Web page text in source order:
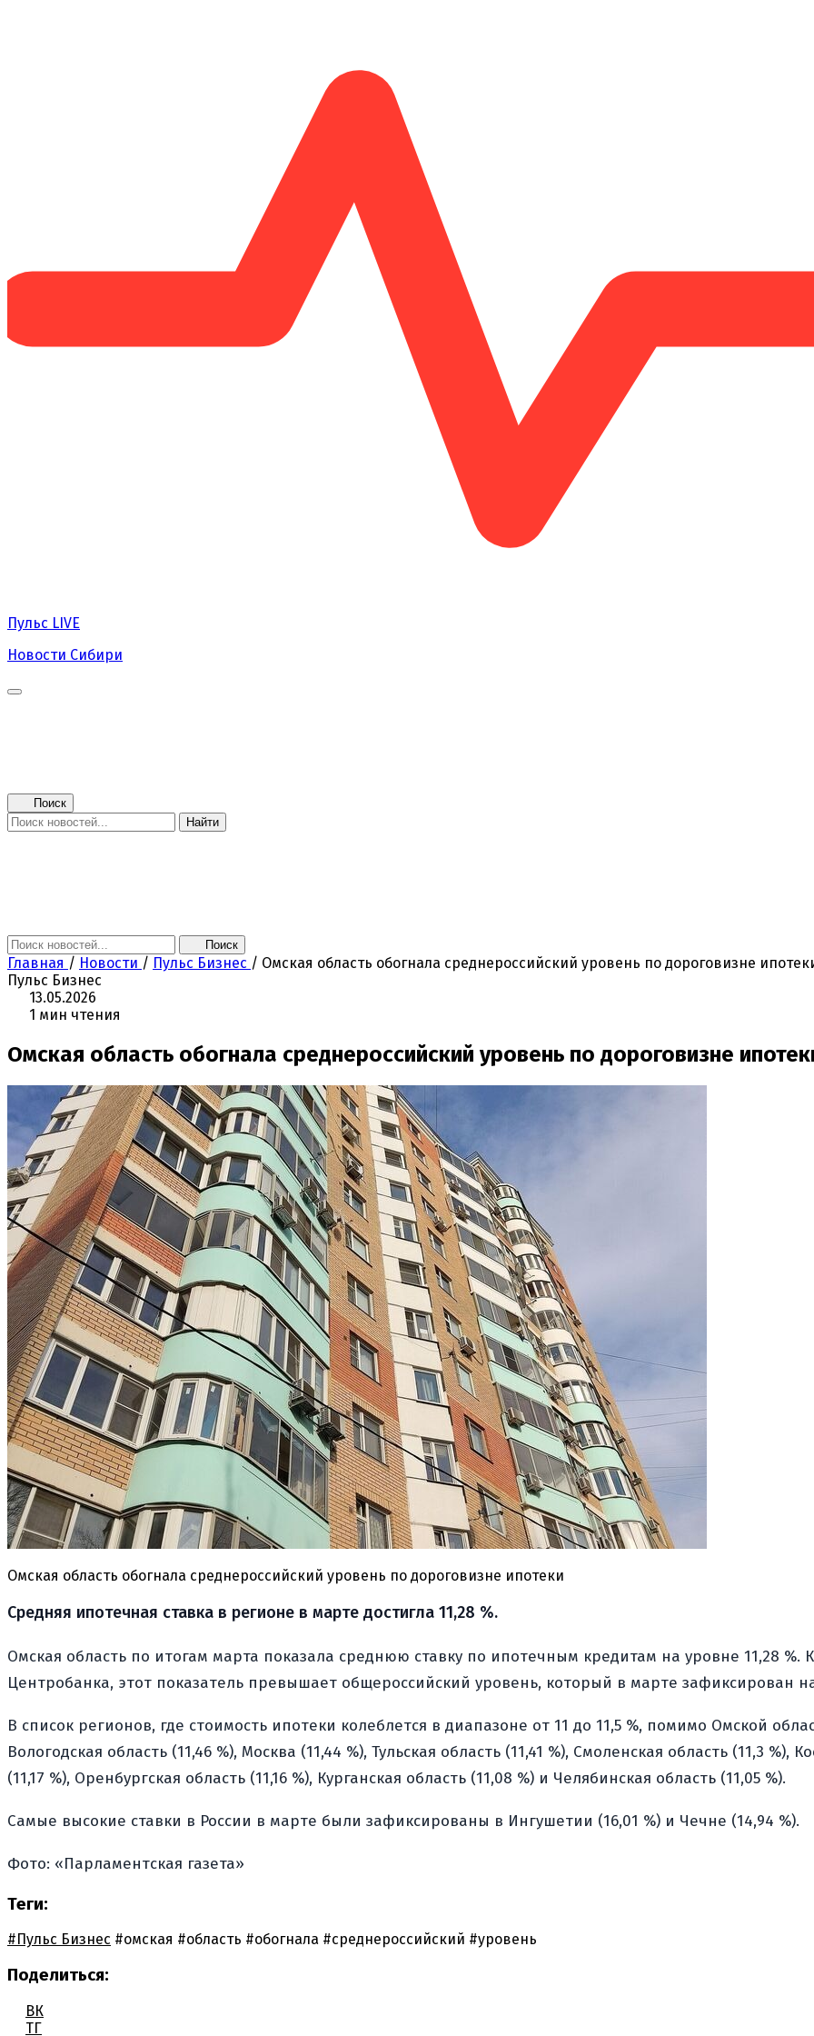
Пульс LIVE
Новости Сибири
Поиск
Найти
Поиск
Главная / Новости / Пульс Бизнес / Омская область обогнала среднероссийский уровень по дороговизне
Пульс Бизнес
13.05.2026
1 мин чтения
Омская область обогнала среднероссийский уровень по дороговизне
Омская область обогнала среднероссийский уровень по дороговизне ипотеки
Средняя ипотечная ставка в регионе в марте достигла 11,28 %.
Омская область по итогам марта показала среднюю ставку по ипотечным кредитам на уровне 11,28
Центробанка, этот показатель превышает общероссийский уровень, который в марте зафиксирован
В список регионов, где стоимость ипотеки колеблется в диапазоне от 11 до 11,5 %, помимо Омской
Вологодская область (11,46 %), Москва (11,44 %), Тульская область (11,41 %), Смоленская область (11,3 %),
(11,17 %), Оренбургская область (11,16 %), Курганская область (11,08 %) и Челябинская область (11,05 %).
Самые высокие ставки в России в марте были зафиксированы в Ингушетии (16,01 %) и Чечне (14,94 %).
Фото: «Парламентская газета»
Теги:
#Пульс Бизнес #омская #область #обогнала #среднероссийский #уровень
Поделиться:
ВК
ТГ